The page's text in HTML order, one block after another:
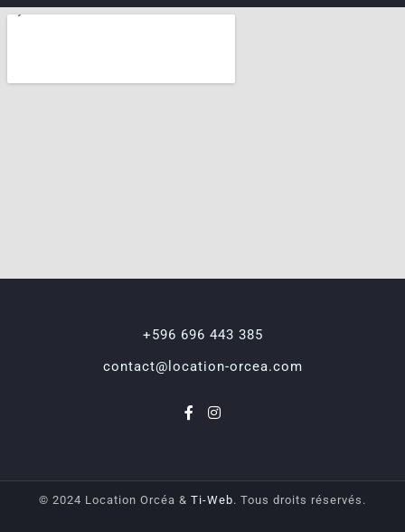
+596 696 443 385
contact@location-orcea.com
© 2024 Location Orcéa & Ti-Web. Tous droits réservés.